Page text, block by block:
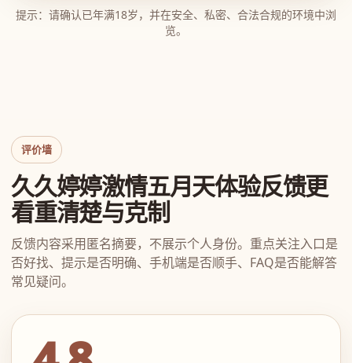
提示：请确认已年满18岁，并在安全、私密、合法合规的环境中浏
览。
评价墙
久久婷婷激情五月天体验反馈更
看重清楚与克制
反馈内容采用匿名摘要，不展示个人身份。重点关注入口是
否好找、提示是否明确、手机端是否顺手、FAQ是否能解答
常见疑问。